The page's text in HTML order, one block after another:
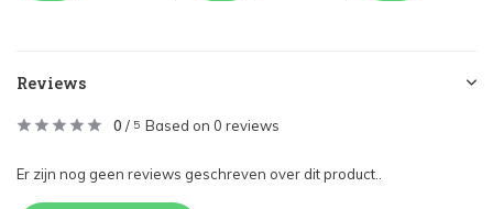
Reviews
0 / 5 Based on 0 reviews
Er zijn nog geen reviews geschreven over dit product..